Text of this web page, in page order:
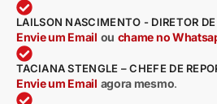
LAILSON NASCIMENTO - DIRETOR DE
Envie um Email ou chame no
TACIANA STENGLE – CHEFE DE
Envie um Email agora mesmo.